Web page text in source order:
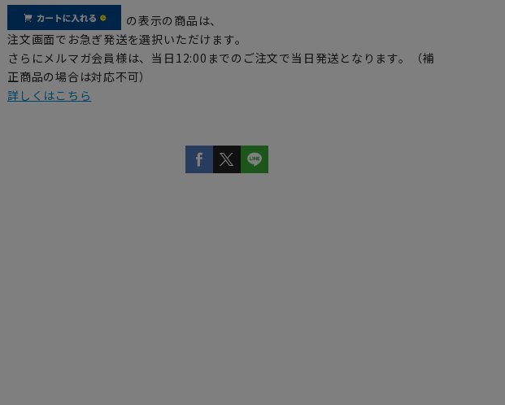
の表示の商品は、
注文画面でお急ぎ発送を選択いただけます。
さらにメルマガ会員様は、当日12:00までのご注文で当日発送となります。（補
正商品の場合は対応不可）
詳しくはこちら